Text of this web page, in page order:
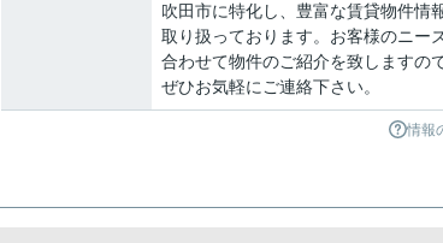
吹田市に特化し、豊富な賃貸物件情
取り扱っております。お客様のニー
合わせて物件のご紹介を致しますの
ぜひお気軽にご連絡下さい。
情報